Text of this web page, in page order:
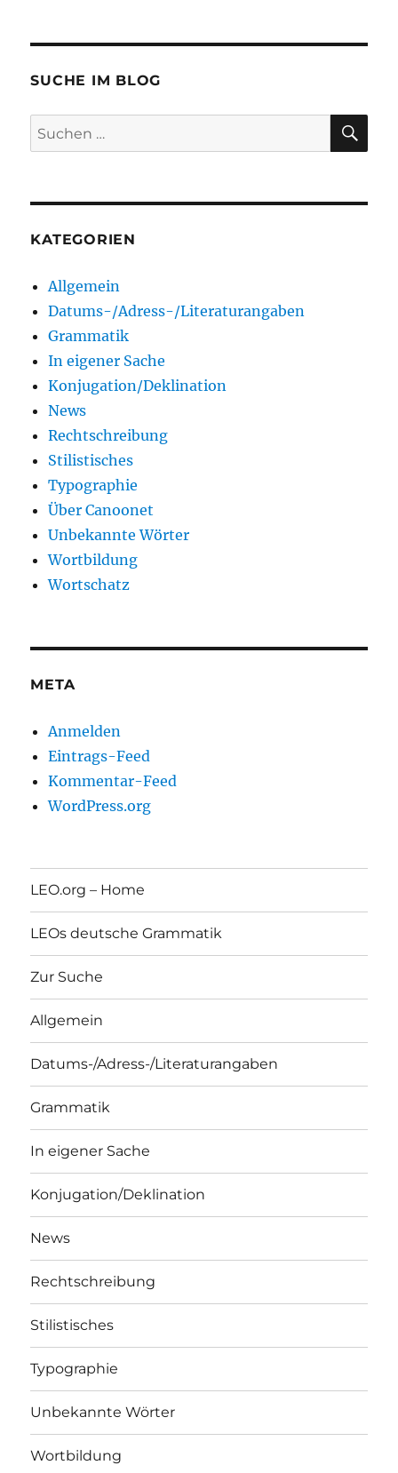
SUCHE IM BLOG
Suchen
nach:
KATEGORIEN
Allgemein
Datums-/Adress-/Literaturangaben
Grammatik
In eigener Sache
Konjugation/Deklination
News
Rechtschreibung
Stilistisches
Typographie
Über Canoonet
Unbekannte Wörter
Wortbildung
Wortschatz
META
Anmelden
Eintrags-Feed
Kommentar-Feed
WordPress.org
LEO.org – Home
LEOs deutsche Grammatik
Zur Suche
Allgemein
Datums-/Adress-/Literaturangaben
Grammatik
In eigener Sache
Konjugation/Deklination
News
Rechtschreibung
Stilistisches
Typographie
Unbekannte Wörter
Wortbildung